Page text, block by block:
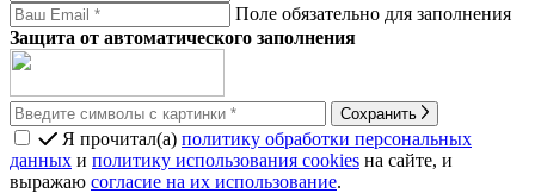
Поле обязательно для заполнения
Защита от автоматического заполнения
Сохранить
Я прочитал(а) политику обработки персональных
данных и политику использования cookies на сайте, и
выражаю согласие на их использование.